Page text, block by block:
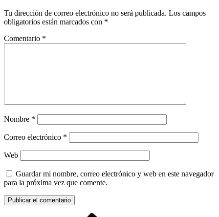
Tu dirección de correo electrónico no será publicada. Los campos
obligatorios están marcados con *
Comentario *
Nombre *
Correo electrónico *
Web
Guardar mi nombre, correo electrónico y web en este navegador
para la próxima vez que comente.